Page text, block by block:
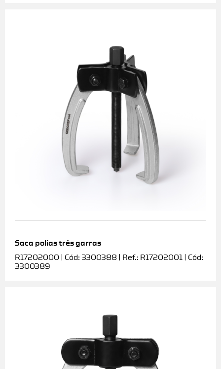
Saca polias três garras
R17202000 | Cód: 3300388 | Ref.: R17202001 | Cód:
3300389